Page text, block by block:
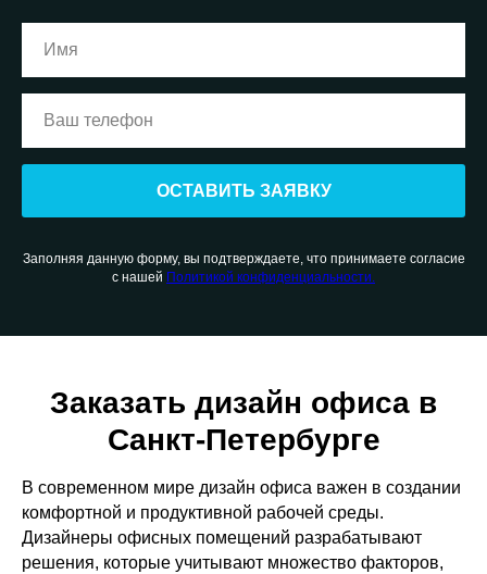
ОСТАВИТЬ ЗАЯВКУ
Заполняя данную форму, вы подтверждаете, что принимаете согласие
с нашей Политикой конфиденциальности.
Заказать дизайн офиса в
Санкт-Петербурге
В современном мире дизайн офиса важен в создании
комфортной и продуктивной рабочей среды.
Дизайнеры офисных помещений разрабатывают
решения, которые учитывают множество факторов,